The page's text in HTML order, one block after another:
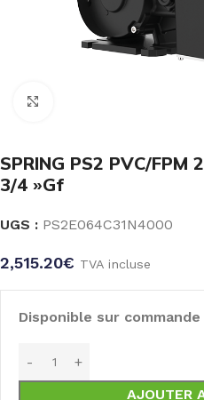
SPRING PS2 PVC/
3/4 »Gf
UGS : PS2E064C31N4000
2,515.20€ TVA incluse
Disponible sur commande
AJOUTER